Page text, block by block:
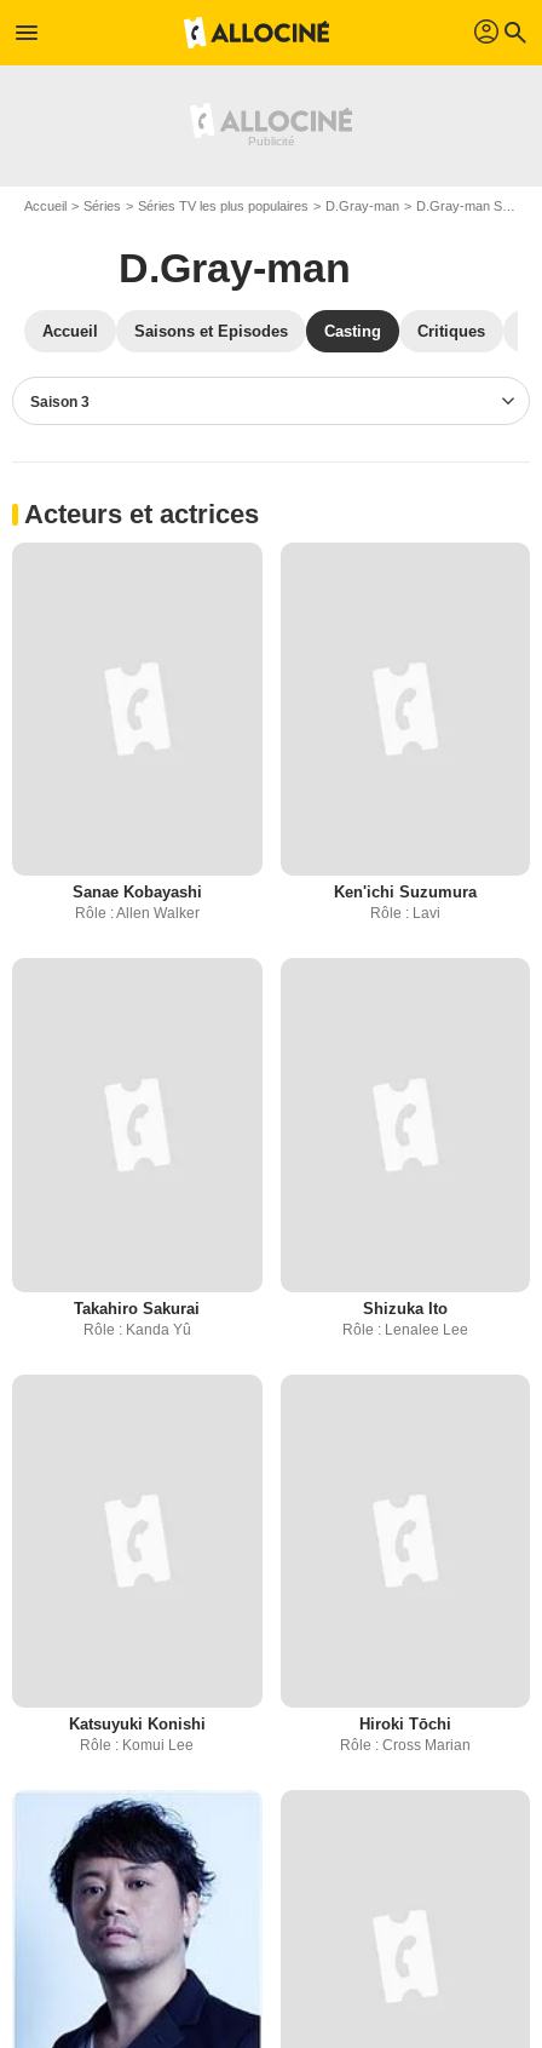
menu profil search
Accueil Séries Séries TV les plus populaires D.Gray-man D.Gray-man S03
D.Gray-man
Accueil Saisons et Episodes Casting Critiques
Saison 3
Acteurs et actrices
Sanae Kobayashi
Rôle : Allen Walker
Ken'ichi Suzumura
Rôle : Lavi
Takahiro Sakurai
Rôle : Kanda Yû
Shizuka Ito
Rôle : Lenalee Lee
Katsuyuki Konishi
Rôle : Komui Lee
Hiroki Tōchi
Rôle : Cross Marian